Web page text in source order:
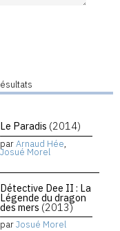
Le Paradis (2014)
parArnaud Hée,
Josué Morel
Détective Dee II : La
Légende du dragon
des mers (2013)
parJosué Morel